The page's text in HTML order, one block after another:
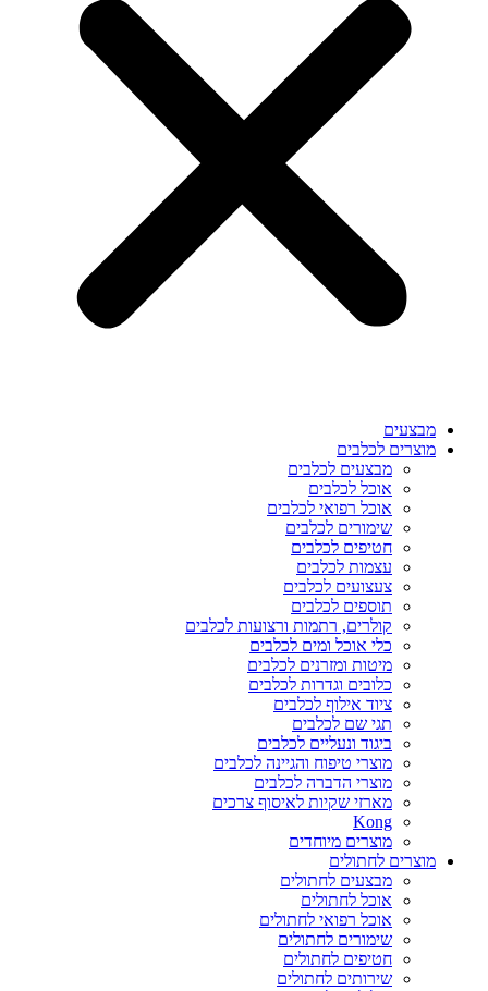
מבצעים
מוצרים לכלבים
מבצעים לכלבים
אוכל לכלבים
אוכל רפואי לכלבים
שימורים לכלבים
חטיפים לכלבים
עצמות לכלבים
צעצועים לכלבים
תוספים לכלבים
קולרים, רתמות ורצועות לכלבים
כלי אוכל ומים לכלבים
מיטות ומזרנים לכלבים
כלובים וגדרות לכלבים
ציוד אילוף לכלבים
תגי שם לכלבים
ביגוד ונעליים לכלבים
מוצרי טיפוח והגיינה לכלבים
מוצרי הדברה לכלבים
מארזי שקיות לאיסוף צרכים
Kong
מוצרים מיוחדים
מוצרים לחתולים
מבצעים לחתולים
אוכל לחתולים
אוכל רפואי לחתולים
שימורים לחתולים
חטיפים לחתולים
שירותים לחתולים